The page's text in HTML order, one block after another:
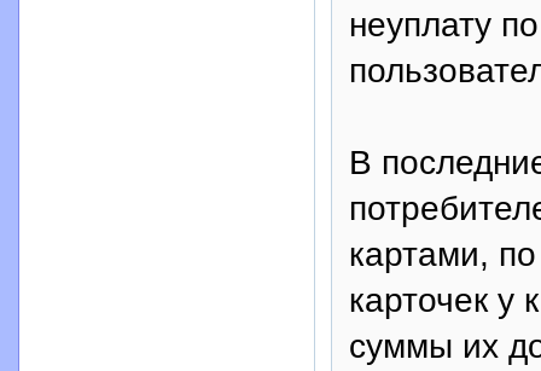
неуплату
В
картами,
карточек у
суммы их